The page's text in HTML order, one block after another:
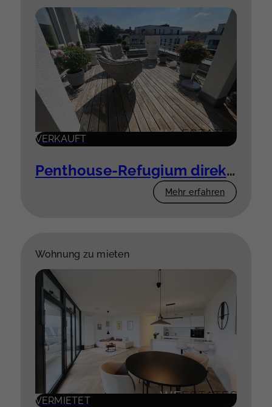
VERKAUFT
Penthouse-Refugium direkt am Rhein
Mehr erfahren
Wohnung zu mieten
VERMIETET